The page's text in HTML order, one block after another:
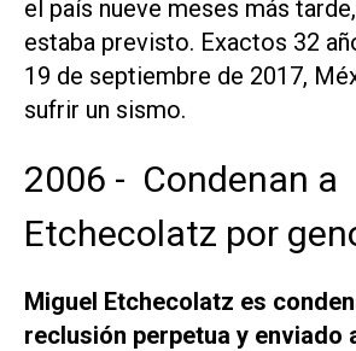
el país nueve meses más
estaba previsto. Exactos 32
19 de septiembre de 2017,
sufrir un sismo.
2006 - Condenan a
Etchecolatz por
Miguel Etchecolatz es
reclusión perpetua y enviado